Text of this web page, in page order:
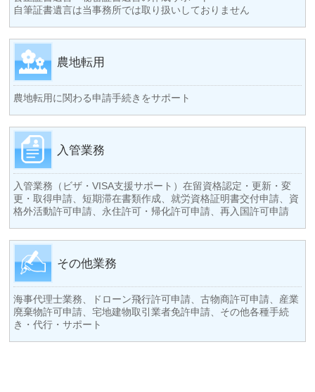
自筆証書遺言は当事務所では取り扱いしておりません
農地転用
農地転用に関わる申請手続きをサポート
入管業務
入管業務（ビザ・VISA支援サポート）在留資格認定・更新・変
更・取得申請、短期滞在書類作成、就労資格証明書交付申請、資
格外活動許可申請、永住許可・帰化許可申請、再入国許可申請
その他業務
海事代理士業務、ドローン飛行許可申請、古物商許可申請、産業
廃棄物許可申請、宅地建物取引業者免許申請、その他各種手続
き・代行・サポート